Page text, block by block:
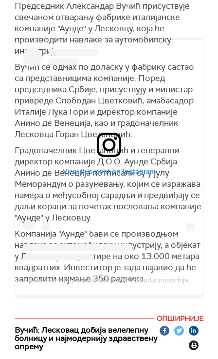
Председник Александар Вучић присуствује
свечаном отварању фабрике италијанске
компаније "Аунде" у Лесковцу, која ће
производити навлаке за аутомобилску
индустрију.
Вучић се одмах по доласку у фабрику састао
са представницима компаније. Поред
председника Србије, присуствују и министар
привреде Слободан Цветковић, амабасадор
Италије Лука Гори и директор компаније
Анино де Венеција, као и градоначелник
Лесковца Горан Цветановић.
Градоначелник Цветановић и генерални
директор компаније Д.О.О. Аунде Србија
Анино де Венеција потписали су у јулу
Меморандум о разумевању, којим се изражава
намера о међусобној сарадњи и предвиђају се
даљи кораци за почетак пословања компаније
"Аунде" у Лесковцу.
Компанија "Аунде" бави се производњом
навлака за аутомобилску индустрију, а објекат
у Лесковцу се простире на око 13.000 метара
квадратних. Инвеститор је тада најавио да ће
запослити најмање 350 радника.
View this post on Instagram
A post shared by Aleksandar Vučić (@buducnostsrbijeav)
ОПШИРНИЈЕ
Вучић: Лесковац добија велелепну
болницу и најмодернију здравствену
опрему